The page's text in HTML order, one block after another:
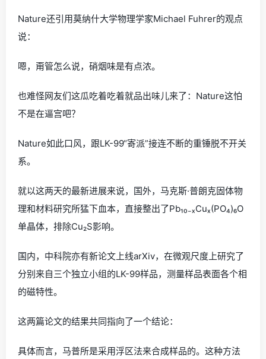
Nature还引用莫纳什大学物理学家Michael Fuhrer的观点
说：
嗯，甭管怎么说，硝烟味是有点浓。
也难怪网友们这瓜吃着吃着就品出味儿来了：Nature这怕
不是在逼宫吧？
Nature如此口风，跟LK-99“寄派”接连不断的重锤脱不开关
系。
就以这两天的最新进展来说，国外，马克斯·普朗克固体物
理和材料研究所猛下血本，直接整出了Pb₁₀₋ₓCuₓ(PO₄)₆O
单晶体，排除Cu₂S影响。
国内，中科院亦有新论文上线arXiv，在微观尺度上研究了
分别来自三个独立小组的LK-99样品，测量样品表面各个相
的磁特性。
这两篇论文的结果共同指向了一个结论：
具体而言，马普所是采用浮区法来合成样品的。这种方法